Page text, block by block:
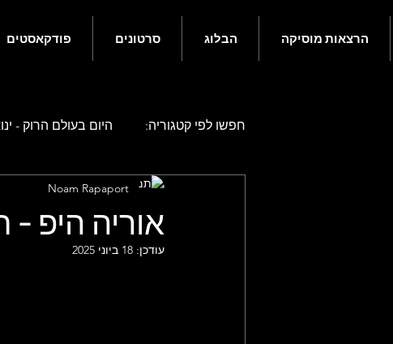
הרצאות מוסיקה הבלוג סרטונים פודקאסטים
חפשו לפי קטגוריה: היום בעולם הרוק -
היום בעולם הרוק - אפריל
היום בעולם הרוק - אוגוסט
אוריה היפ
Noam Rapaport
עודכן: 18 ביוני 2025